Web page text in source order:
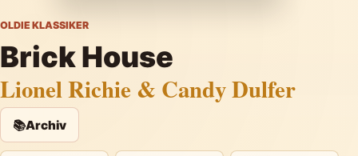
OLDIE KLASSIKER
Brick House
Lionel Richie & Candy Dulfer
📚Archiv